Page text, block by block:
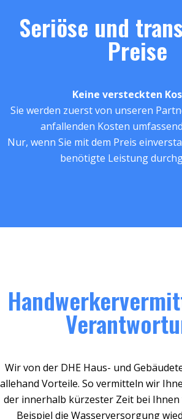
Seriöse und
Preise
Keine versteckten
Sie werden zuerst von unseren
anfallenden Kosten
Nur, wenn Sie mit dem Preis
benötigte Leistung
Wir von der DHE Haus- und
allehand Vorteile. So vermitteln wir
der innerhalb kürzester Zeit bei
Beispiel die Wasserversorgung